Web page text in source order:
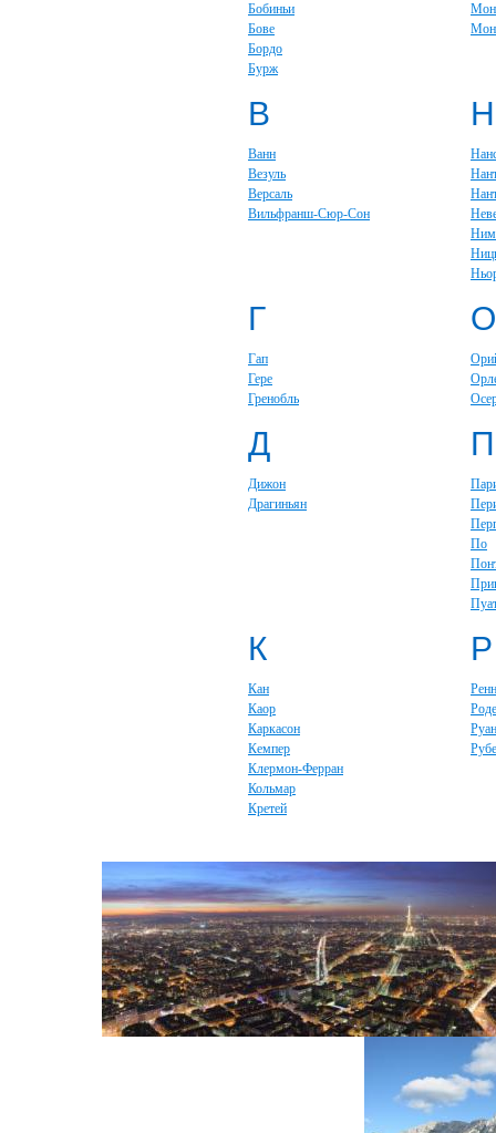
Бобиньи
Бове
Бордо
Бурж
В
Ванн
Везуль
Версаль
Вильфранш-Сюр-Сон
Н
Ним
Г
Гап
Гере
Гренобль
О
Д
Дижон
Драгиньян
П
По
К
Кан
Каор
Каркасон
Кемпер
Клермон-Ферран
Кольмар
Кретей
Р
Ренн
Руан
Рубе